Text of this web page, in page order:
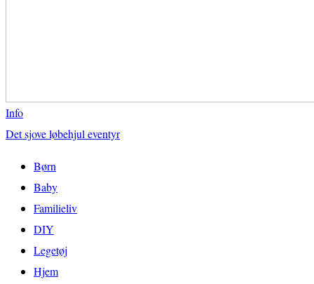
Info
Det sjove løbehjul eventyr
Børn
Baby
Familieliv
DIY
Legetøj
Hjem